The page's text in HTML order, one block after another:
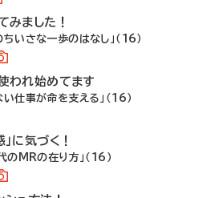
みました！
いさな一歩のはなし」（16）
われ始めてます
仕事が命を支える」（16）
に気づく！
MRの在り方」（16）